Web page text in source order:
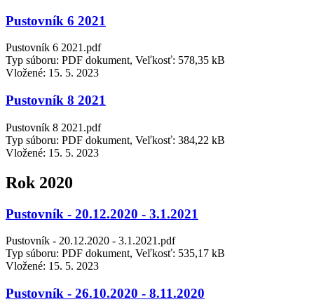
Pustovník 6 2021
Pustovník 6 2021.pdf
Typ súboru: PDF dokument, Veľkosť: 578,35 kB
Vložené: 15. 5. 2023
Pustovník 8 2021
Pustovník 8 2021.pdf
Typ súboru: PDF dokument, Veľkosť: 384,22 kB
Vložené: 15. 5. 2023
Rok 2020
Pustovník - 20.12.2020 - 3.1.2021
Pustovník - 20.12.2020 - 3.1.2021.pdf
Typ súboru: PDF dokument, Veľkosť: 535,17 kB
Vložené: 15. 5. 2023
Pustovník - 26.10.2020 - 8.11.2020